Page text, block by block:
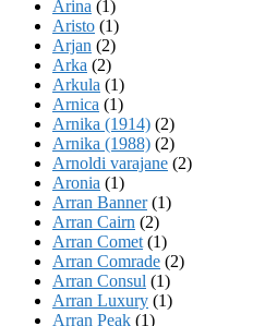
Arina (1)
Aristo (1)
Arjan (2)
Arka (2)
Arkula (1)
Arnica (1)
Arnika (1914) (2)
Arnika (1988) (2)
Arnoldi varajane (2)
Aronia (1)
Arran Banner(1)
Arran Cairn (2)
Arran Comet (1)
Arran Comrade (2)
Arran Consul (1)
Arran Luxury (1)
Arran Peak (1)